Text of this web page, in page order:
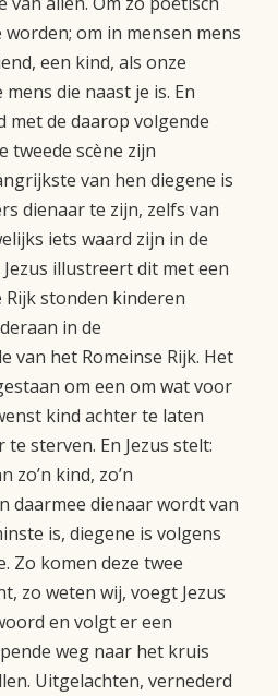
om in mensen mens
een kind, als onze
die naast je is. En
met de daarop volgende
tweede scène zijn
van hen diegene is
dienaar te zijn, zelfs van
iets waard zijn in de
illustreert dit met een
Rijk stonden kinderen
in de
van het Romeinse Rijk. Het
om een om wat voor
kind achter te laten
sterven. En Jezus stelt:
zo’n kind, zo’n
daarmee dienaar wordt van
is, diegene is volgens
Zo komen deze twee
zo weten wij, voegt Jezus
en volgt er een
weg naar het kruis
Uitgelachten, vernederd